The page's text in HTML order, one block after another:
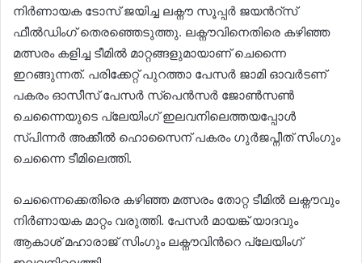
നിര്‍ണായക ടോസ് ജയിച്ച ലക്നൗ സൂപ്പര്‍ ജയന്‍റ്സ്
ഫീല്‍ഡിംഗ് തെരഞ്ഞെടുത്തു. ലക്നൗവിനെതിരെ കഴിഞ്ഞ
മത്സരം കളിച്ച ടീമില്‍ മാറ്റങ്ങളുമായാണ് ചെന്നൈ
ഇറങ്ങുന്നത്. പരിക്കേറ്റ് പുറത്താ പേസര്‍ ജാമി ഓവര്‍ടണ്
പകരം ഓസീസ് പേസര്‍ സ്പെന്‍സര്‍ ജോണ്‍സണ്‍
ചെന്നൈയുടെ പ്ലേയിംഗ് ഇലവനിലെത്തയപ്പോള്‍
സ്പിന്ന‍ർ അക്കീല്‍ ഹൊസൈന് പകരം ഗുര്‍ജപ്നീത് സിംഗും
ചെന്നൈ ടീമിലെത്തി.
ചെന്നൈക്കെതിരെ കഴിഞ്ഞ മത്സരം തോറ്റ ടീമില്‍ ലക്നൗവും
നിര്‍ണായക മാറ്റം വരുത്തി. പേസര്‍ മായങ്ക് യാദവും
ആകാശ് മഹാരാജ് സിംഗും ലക്നൗവിന്‍റെ പ്ലേയിംഗ്